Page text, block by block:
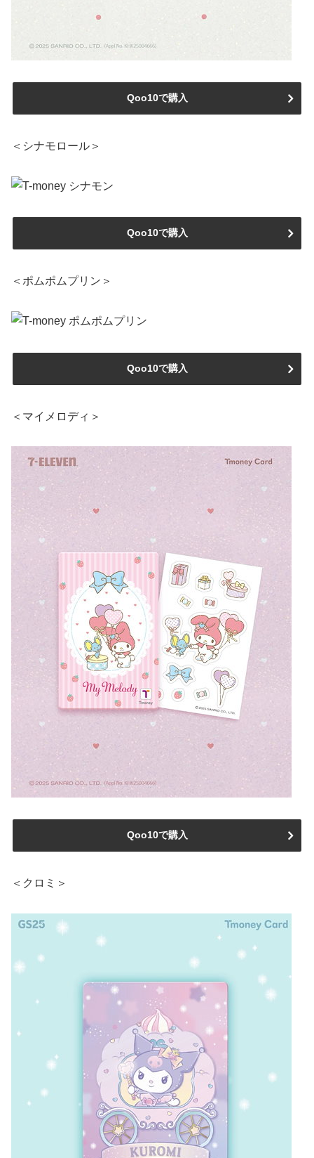
Qoo10で購入
＜シナモロール＞
Qoo10で購入
＜ポムポムプリン＞
Qoo10で購入
＜マイメロディ＞
Qoo10で購入
＜クロミ＞